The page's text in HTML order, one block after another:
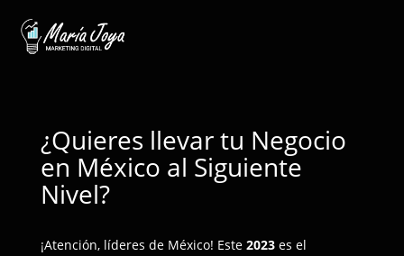
¿Quieres llevar tu Negocio
en México al Siguiente
Nivel?
¡Atención, líderes de México! Este 2023es el